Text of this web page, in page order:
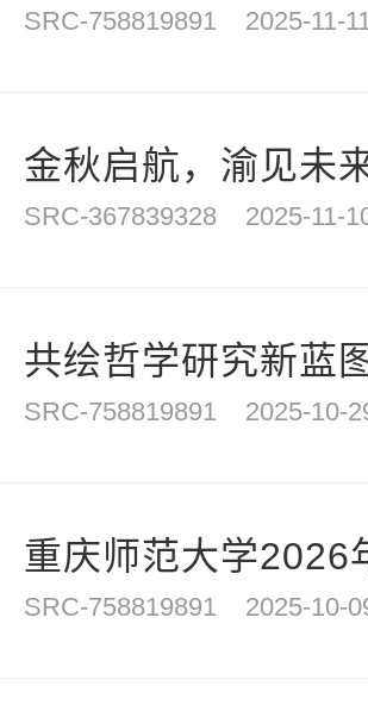
SRC-758819891 2025-11-
金秋启航，渝见未
SRC-367839328 2025-11-
共绘哲学研究新蓝
SRC-758819891 2025-10-
重庆师范大学2026
SRC-758819891 2025-10-